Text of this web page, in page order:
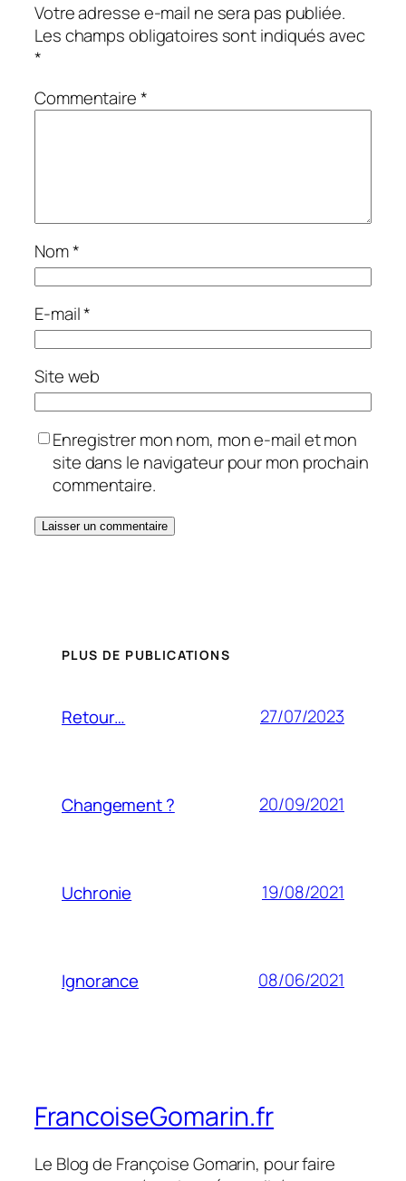
Votre adresse e-mail ne sera pas publiée.
Les champs obligatoires sont indiqués avec
*
Commentaire*
Nom*
E-mail*
Site web
Enregistrer mon nom, mon e-mail et mon
site dans le navigateur pour mon prochain
commentaire.
PLUS DE PUBLICATIONS
Retour… 27/07/2023
Changement ? 20/09/2021
Uchronie 19/08/2021
Ignorance 08/06/2021
FrancoiseGomarin.fr
Le Blog de Françoise Gomarin, pour faire